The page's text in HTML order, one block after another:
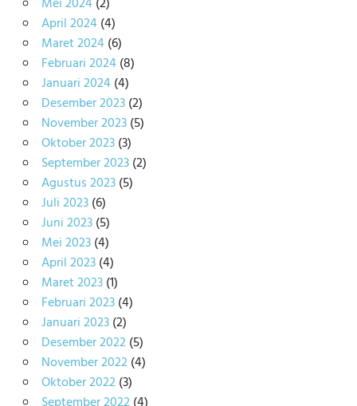
April 2024(4)
Maret 2024(6)
Februari 2024(8)
Januari 2024(4)
Desember 2023(2)
November 2023(5)
Oktober 2023(3)
September 2023(2)
Agustus 2023(5)
Juli 2023(6)
Juni 2023(5)
Mei 2023(4)
April 2023(4)
Maret 2023(1)
Februari 2023(4)
Januari 2023(2)
Desember 2022(5)
November 2022(4)
Oktober 2022(3)